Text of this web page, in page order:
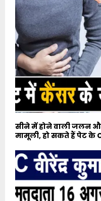
सीने में होने वाली जलन
मामूली, हो सकते हैं पेट